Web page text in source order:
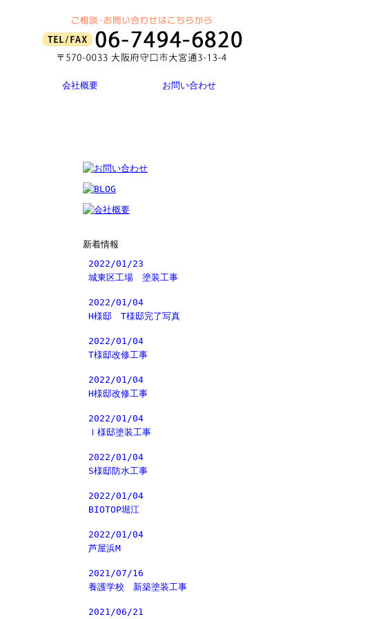
会社概要 お問い合わせ
新着情報
2022/01/23
城東区工場 塗装工事
2022/01/04
H様邸 T様邸完了写真
2022/01/04
T様邸改修工事
2022/01/04
H様邸改修工事
2022/01/04
Ｉ様邸塗装工事
2022/01/04
S様邸防水工事
2022/01/04
BIOTOP堀江
2022/01/04
芦屋浜M
2021/07/16
養護学校 新築塗装工事
2021/06/21